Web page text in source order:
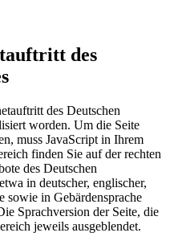
des
des Deutschen
worden. Um die Seite
muss JavaScript in Ihrem
finden Sie auf der rechten
des Deutschen
in deutscher, englischer,
sowie in Gebärdensprache
Sprachversion der Seite, die
jeweils ausgeblendet.